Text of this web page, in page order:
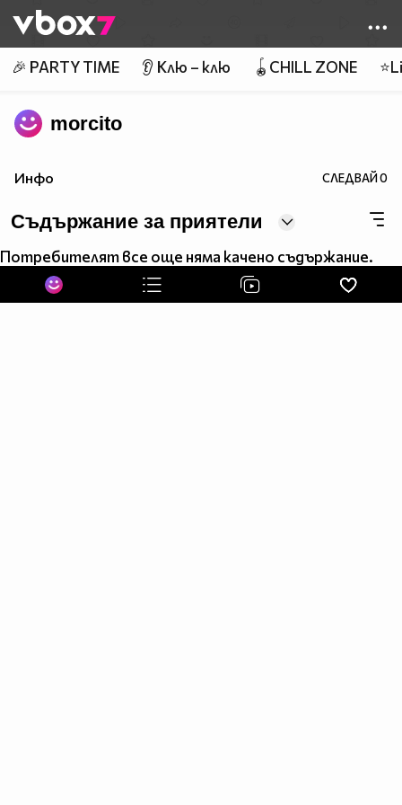
👾
🎉 PARTY TIME 👂 Клю – клю 🪀CHILL ZONE
morcito
Инфо СЛЕДВАЙ0
Съдържание за приятели
Потребителят все още няма качено съдържание.